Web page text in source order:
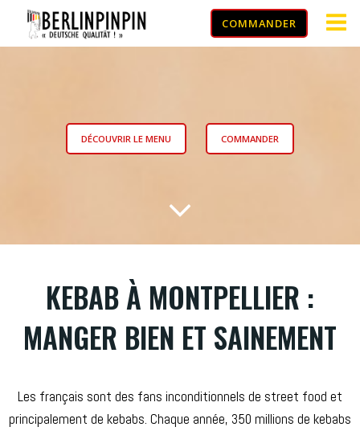
COMMANDER
DÉCOUVRIR LE MENU COMMANDER
KEBAB À MONTPELLIER :
MANGER BIEN ET SAINEMENT
Les français sont des fans inconditionnels de street food et
principalement de kebabs. Chaque année, 350 millions de kebabs